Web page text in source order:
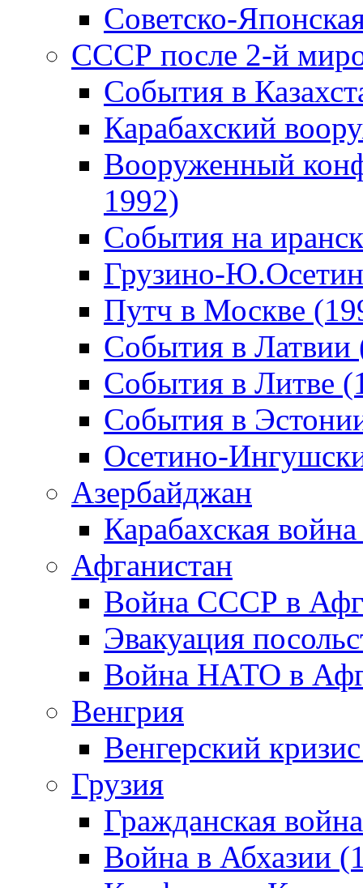
Советско-
СССР после 2-й
События в
Карабахский
Вооруженный
1992)
События на
Грузино-
Путч в Москве
События в Латвии
События в Литве
События в
Осетино-
Азербайджан
Карабахская
Афганистан
Война СССР в
Эвакуация
Война НАТО в
Венгрия
Венгерский
Грузия
Гражданская
Война в Абхазии